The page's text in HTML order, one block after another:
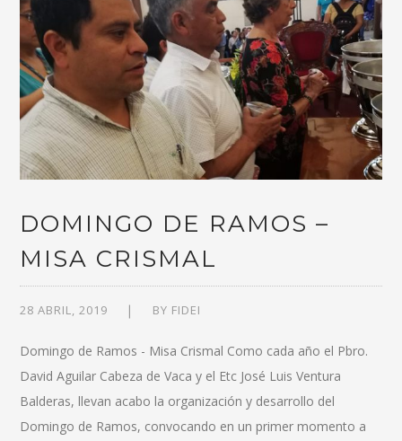
DOMINGO DE RAMOS –
MISA CRISMAL
28 ABRIL, 2019 BY FIDEI
Domingo de Ramos - Misa Crismal Como cada año el Pbro.
David Aguilar Cabeza de Vaca y el Etc José Luis Ventura
Balderas, llevan acabo la organización y desarrollo del
Domingo de Ramos, convocando en un primer momento a